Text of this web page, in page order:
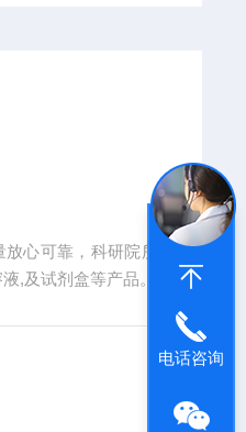
心可靠，科研院所
,及试剂盒等产品。
电话咨询